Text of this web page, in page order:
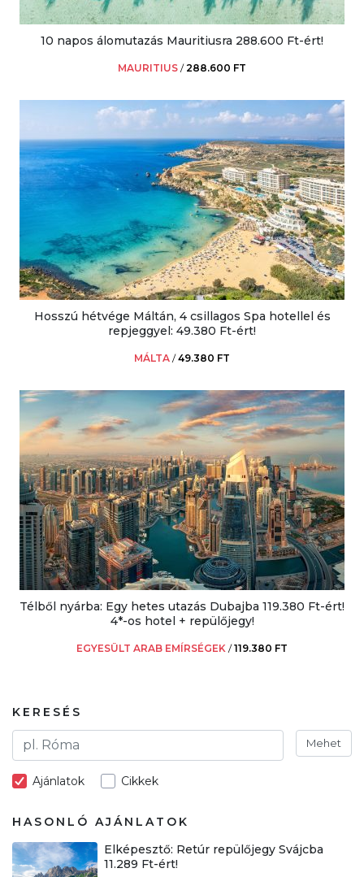
10 napos álomutazás Mauritiusra 288.600 Ft-ért!
MAURITIUS /288.600 FT
Hosszú hétvége Máltán, 4 csillagos Spa hotellel és
repjeggyel: 49.380 Ft-ért!
MÁLTA /49.380 FT
Télből nyárba: Egy hetes utazás Dubajba 119.380 Ft-ért!
4*-os hotel + repülőjegy!
EGYESÜLT ARAB EMÍRSÉGEK /119.380 FT
KERESÉS
Mehet
Ajánlatok Cikkek
HASONLÓ AJÁNLATOK
Elképesztő: Retúr repülőjegy Svájcba
11.289 Ft-ért!